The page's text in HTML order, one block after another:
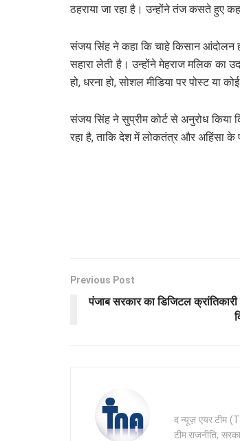
ठहराया जा रहा है। उन्होंने तंज कसते हुए
संजय सिंह ने कहा कि चाहे किसान आंदोलन
सहारा लेती है। उन्होंने मेहराज मलिक का
हो, धरना हो, सोशल मीडिया पर पोस्ट या
संजय सिंह ने सुप्रीम कोर्ट से अनुरोध किया
रहा है, ताकि देश में लोकतंत्र और अहिंसा के
Previous Post
पंजाब सरकार का डिजिटल
द न्यूज़ एयर टीम
टीम राजनीति,